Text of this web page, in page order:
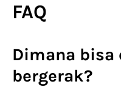
FAQ
Dimana bisa
bergerak?